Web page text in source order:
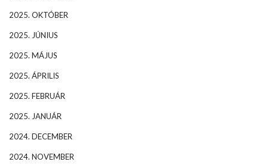
2025. OKTÓBER
2025. JÚNIUS
2025. MÁJUS
2025. ÁPRILIS
2025. FEBRUÁR
2025. JANUÁR
2024. DECEMBER
2024. NOVEMBER